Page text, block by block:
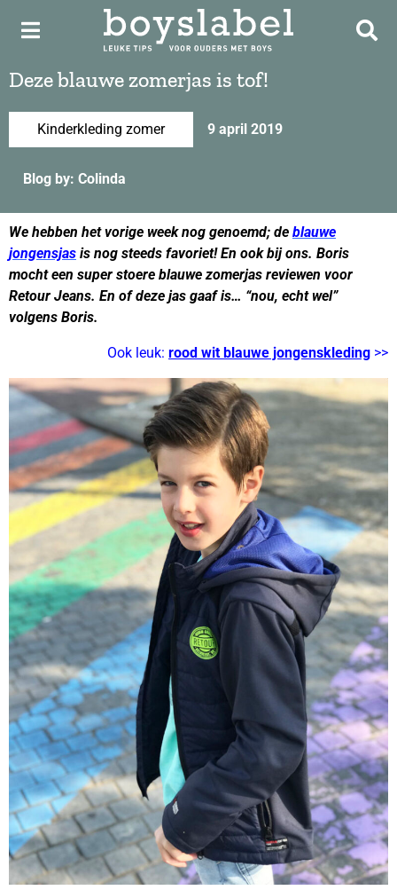
Deze blauwe zomerjas is tof!
Kinderkleding zomer 9 april 2019
Blog by: Colinda
We hebben het vorige week nog genoemd; de blauwe
jongensjas is nog steeds favoriet! En ook bij ons. Boris
mocht een super stoere blauwe zomerjas reviewen voor
Retour Jeans. En of deze jas gaaf is… “nou, echt wel”
volgens Boris.
Ook leuk: rood wit blauwe jongenskleding >>